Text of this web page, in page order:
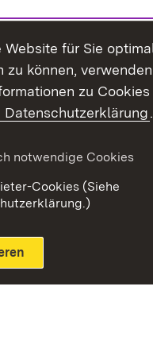
Website für Sie
zu können,
zu
Datenschutzerklärung.
notwendige Cookies
Cookies (Siehe